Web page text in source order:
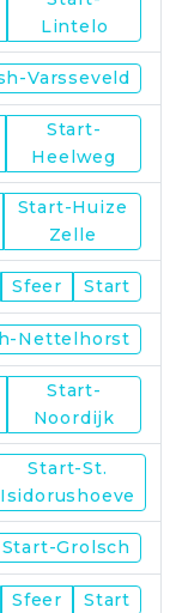
Lintelo
Varsseveld
Start-
Heelweg
Start-Huize
Zelle
Sfeer Start
Nettelhorst
Start-
Noordijk
Start-St.
Isidorushoeve
Start-Grolsch
Sfeer Start